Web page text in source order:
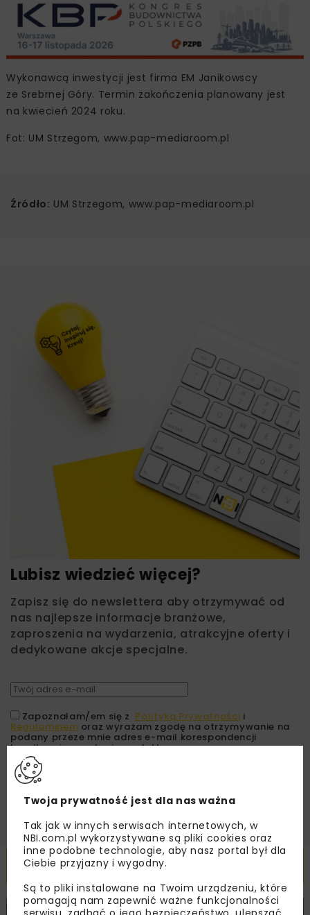
Wykonawcą inwestycji jest firma EM Janikowscy
ze Srebrnej Góry. Termin zakończenia planowany jest
na kwiecień 2024 roku.
Fot: UM Strzegom, www.pap-mediaroom.pl
Źródło: UM Strzegom, www.pap-mediaroom.pl
Lubisz wiedzieć więcej?
Zapisz się do newslettera aby otrzymywać od
nas najlepsze informacje branżowe,
zaproszenia na wydarzenia, atrakcyjne oferty i
dedykowane akcje specjalne.
Zapoznałam/em się z Polityką Prywatności i
Regulaminem oraz wyrażam zgodę na otrzymywanie na
podany przeze mnie adres e-mail korespondencji
handlowej w postaci newslettera.
Powiązane artykuły
Twoja prywatność jest dla nas ważna
Tak jak w innych serwisach internetowych, w
NBI.com.pl wykorzystywane są pliki cookies oraz
inne podobne technologie, aby nasz portal był dla
Ciebie przyjazny i wygodny.
Są to pliki instalowane na Twoim urządzeniu, które
pomagają nam zapewnić ważne funkcjonalności